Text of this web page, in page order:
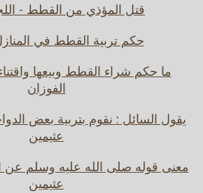
قتل المؤذي من القطط -
حكم تربية القطط في
ما حكم شراء القطط وبيعها
الفوزان
يقول السائل : نقوم بتربية بعض
عثيمين
معنى قوله صلى الله عليه وسلم عن
عثيمين